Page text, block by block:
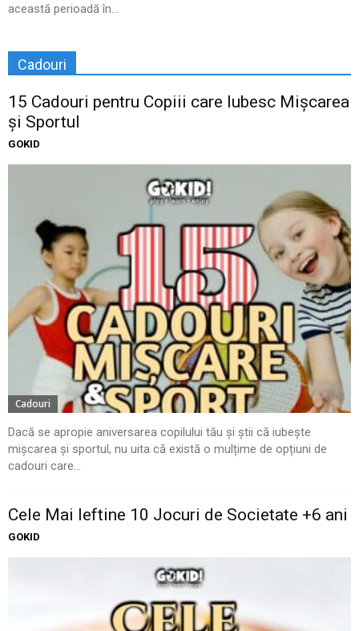
această perioadă în...
Cadouri
15 Cadouri pentru Copiii care Iubesc Mișcarea
și Sportul
GOKID
Cadouri
Dacă se apropie aniversarea copilului tău și știi că iubește
mișcarea și sportul, nu uita că există o mulțime de opțiuni de
cadouri care...
Cele Mai Ieftine 10 Jocuri de Societate +6 ani
GOKID